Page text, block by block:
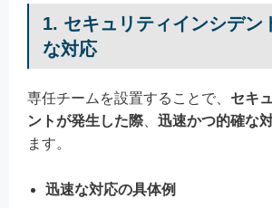
1. セキュリティインシデン
な対応
専任チームを設置することで、 セキ
ントが発生した際
迅速かつ的確な
ます。
迅速な対応の具体例